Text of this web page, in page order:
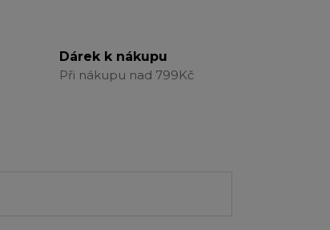
Dárek k nákupu
Při nákupu nad 799Kč